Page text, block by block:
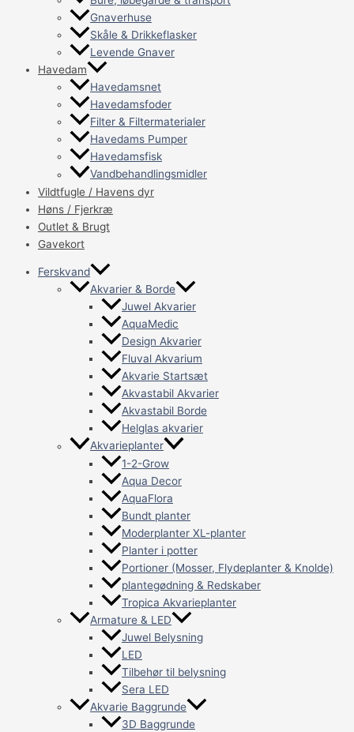
Gnaverhuse
Skåle & Drikkeflasker
Levende Gnaver
Havedam
Havedamsnet
Havedamsfoder
Filter & Filtermaterialer
Havedams Pumper
Havedamsfisk
Vandbehandlingsmidler
Vildtfugle / Havens dyr
Høns / Fjerkræ
Outlet & Brugt
Gavekort
Ferskvand
Akvarier & Borde
Juwel Akvarier
AquaMedic
Design Akvarier
Fluval Akvarium
Akvarie Startsæt
Akvastabil Akvarier
Akvastabil Borde
Helglas akvarier
Akvarieplanter
1-2-Grow
Aqua Decor
AquaFlora
Bundt planter
Moderplanter XL-planter
Planter i potter
Portioner (Mosser, Flydeplanter & Knolde)
plantegødning & Redskaber
Tropica Akvarieplanter
Armature & LED
Juwel Belysning
LED
Tilbehør til belysning
Sera LED
Akvarie Baggrunde
3D Baggrunde